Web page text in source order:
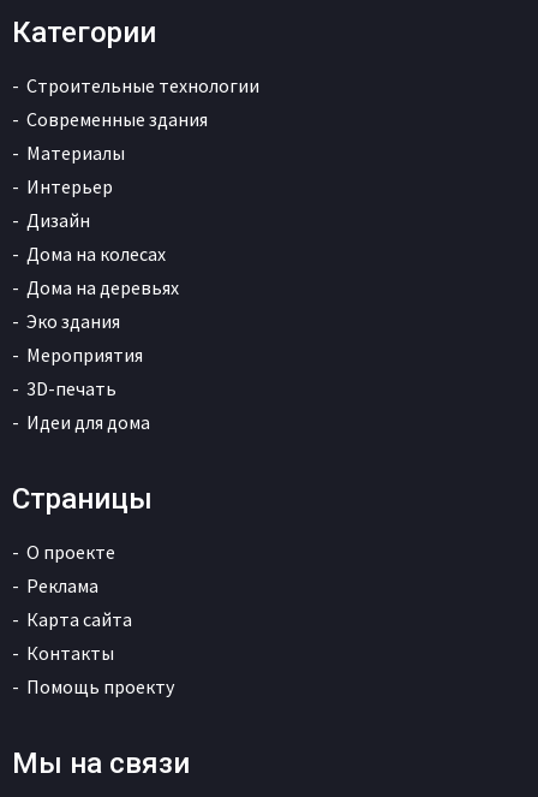
Категории
Строительные технологии
Современные здания
Материалы
Интерьер
Дизайн
Дома на колесах
Дома на деревьях
Эко здания
Мероприятия
3D-печать
Идеи для дома
Страницы
О проекте
Реклама
Карта сайта
Контакты
Помощь проекту
Мы на связи